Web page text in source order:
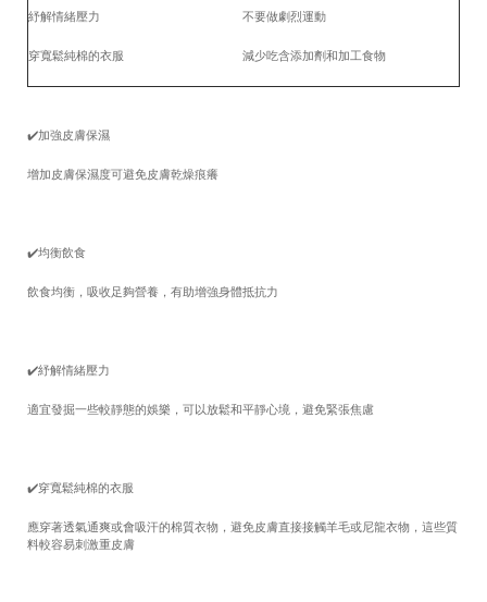
紓解情緒壓力 不要做劇烈運動
穿寬鬆純棉的衣服 減少吃含添加劑和加工食物
✔️加強皮膚保濕
增加皮膚保濕度可避免皮膚乾燥痕癢
✔️均衡飲食
飲食均衡，吸收足夠營養，有助增強身體抵抗力
✔️紓解情緒壓力
適宜發掘一些較靜態的娛樂，可以放鬆和平靜心境，避免緊張焦慮
✔️穿寬鬆純棉的衣服
應穿著透氣通爽或會吸汗的棉質衣物，避免皮膚直接接觸羊毛或尼龍衣物，這些質
料較容易刺激重皮膚